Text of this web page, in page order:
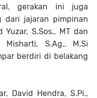
gerakan ini juga
dari jajaran pimpinan
S.Sos., MT dan
S.Ag., M.Si
berdiri di belakang
David Hendra, S.Pi.,